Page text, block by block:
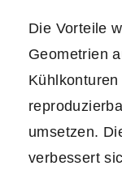
Die Vorteile
Geometrien
umsetzen.
verbessert